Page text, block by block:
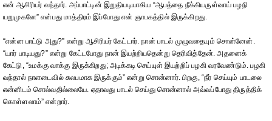
என் ஆசிரியர் வந்தார். அப்பாட்டின் இறுதியடியாகிய “ஆபத்தை நீக்கியருள்வாய் பழநி
யறுமுகனே” என்பது மாத்திரம் இப்போது என் ஞாபகத்தில் இருக்கிறது.
“என்ன பாட்டு அது?” என்று ஆசிரியர் கேட்டார். நான் பாடல் முழுவதையும் சொன்னேன்.
“யார் பாடியது?” என்று கேட்டபோது நான் இயற்றியதென்று தெரிவித்தேன். அதனைக்
கேட்டு, “உமக்கு வாக்கு இருக்கிறது; அடிக்கடி செய்யுள் இயற்றிப் பழகி வரவேண்டும். பழகி
வந்தால் நாளடைவில் சுலபமாக இருக்கும்” என்று சொன்னார். பிறகு, “நீர் செய்யும் பாடலை
என்னிடம் சொல்வதில்லையே. ஏதாவது பாடல் செய்து சொன்னால் அவ்வப்போது திருத்திக்
கொள்ளலாம்” என்றார்.